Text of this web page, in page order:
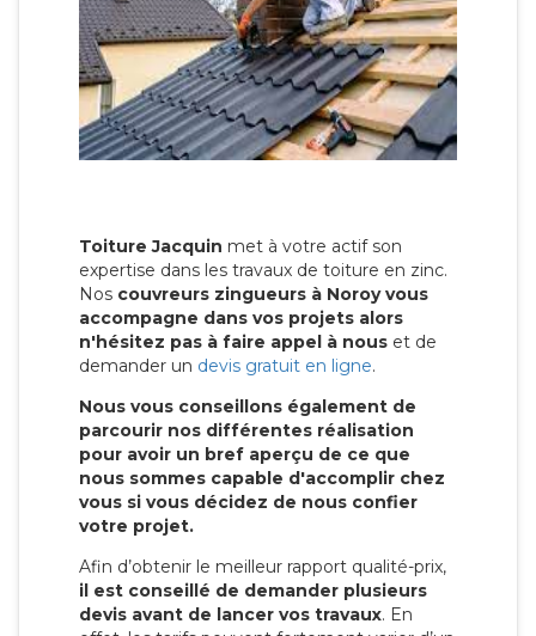
Toiture Jacquin met à votre actif son
expertise dans les travaux de toiture en zinc.
Nos couvreurs zingueurs à Noroy vous
accompagne dans vos projets alors
n'hésitez pas à faire appel à nous et de
demander un devis gratuit en ligne.
Nous vous conseillons également de
parcourir nos différentes réalisation
pour avoir un bref aperçu de ce que
nous sommes capable d'accomplir chez
vous si vous décidez de nous confier
votre projet.
Afin d’obtenir le meilleur rapport qualité-prix,
il est conseillé de demander plusieurs
devis avant de lancer vos travaux. En